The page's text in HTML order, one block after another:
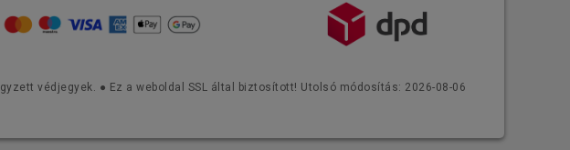
védjegyek. ● Ez a weboldal SSL által biztosított! Utolsó módosítás: 2026-08-06